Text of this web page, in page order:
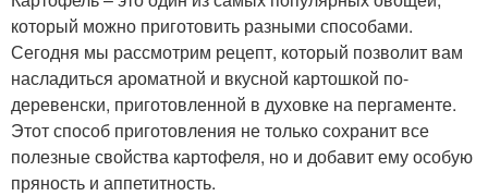
который можно приготовить разными способами.
Сегодня мы рассмотрим рецепт, который позволит вам
насладиться ароматной и вкусной картошкой по-
деревенски, приготовленной в духовке на пергаменте.
Этот способ приготовления не только сохранит все
полезные свойства картофеля, но и добавит ему особую
пряность и аппетитность.